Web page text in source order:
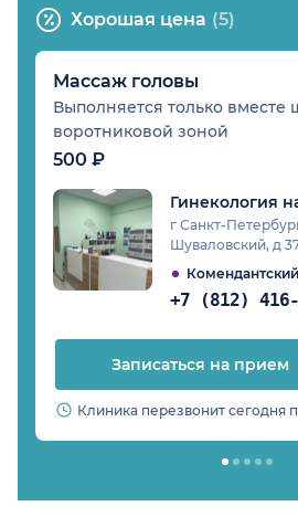
Хорошая цена (5)
Массаж головы
Выполняется только вместе
воротниковой зоной
500 ₽
Гинекология
г Санкт-
Шуваловский, д 37
Записаться на прием
Клиника перезвонит сегодня